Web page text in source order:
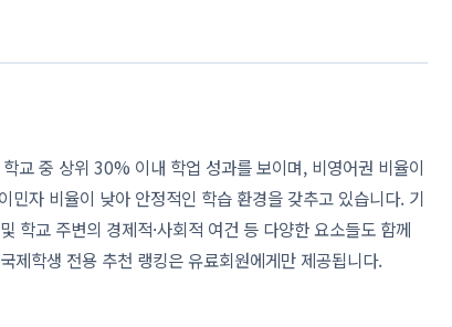
중 상위 30% 이내 학업 성과를 보이며, 비영어권 비율이
민자 비율이 낮아 안정적인 학습 환경을 갖추고 있습니다. 기
학교 주변의 경제적·사회적 여건 등 다양한 요소들도 함께
제학생 전용 추천 랭킹은 유료회원에게만 제공됩니다.